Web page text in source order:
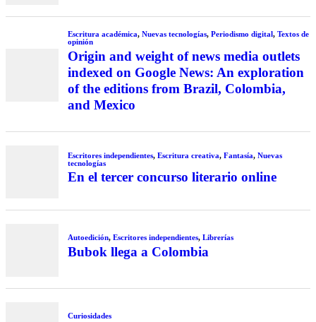
Escritura académica, Nuevas tecnologías, Periodismo digital, Textos de
opinión
Origin and weight of news media outlets
indexed on Google News: An exploration
of the editions from Brazil, Colombia,
and Mexico
Escritores independientes, Escritura creativa, Fantasía, Nuevas
tecnologías
En el tercer concurso literario online
Autoedición, Escritores independientes, Librerías
Bubok llega a Colombia
Curiosidades